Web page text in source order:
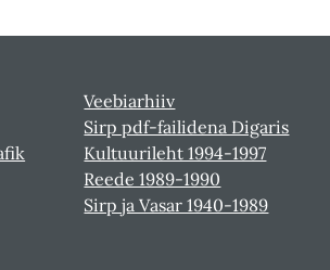
Veebiarhiiv
Sirp pdf-failidena Digaris
Kultuurileht 1994-1997
Reede 1989-1990
Sirp ja Vasar 1940-1989